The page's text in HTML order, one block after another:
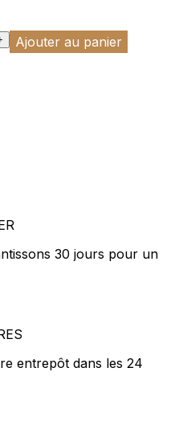
Ajouter au panier
30 jours pour un
entrepôt dans les 24